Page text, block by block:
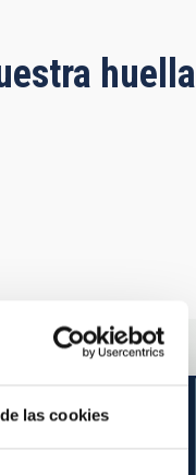
las cookies
huella